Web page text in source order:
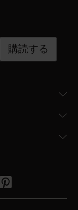
購読する